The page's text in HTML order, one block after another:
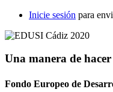
Inicie sesión para
Una manera de
Fondo Europeo de